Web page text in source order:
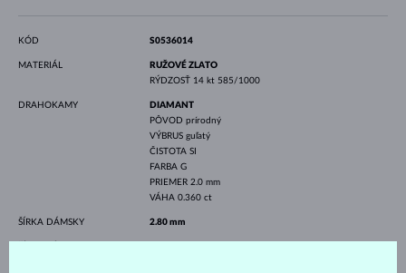
KÓD S0536014
MATERIÁL
RUŽOVÉ ZLATO
RÝDZOSŤ 14 kt 585/1000
DRAHOKAMY
DIAMANT
PÔVOD prírodný
VÝBRUS guľatý
ČISTOTA SI
FARBA G
PRIEMER 2.0 mm
VÁHA 0.360 ct
ŠÍRKA DÁMSKY 2.80 mm